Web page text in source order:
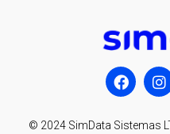
© 2024 SimData Sistemas